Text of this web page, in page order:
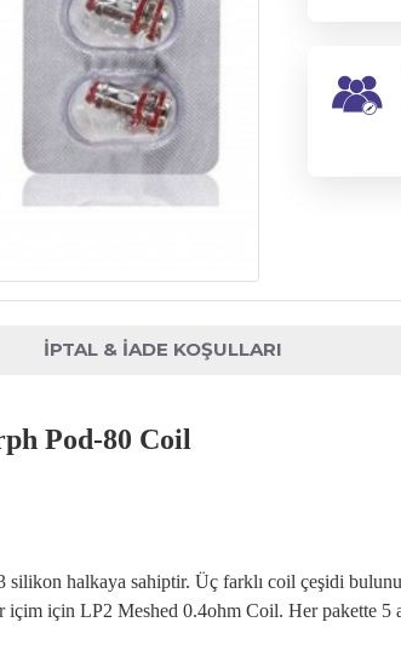
İPTAL & İADE KOŞULLARI
Pod-80 Coil
halkaya sahiptir. Üç farklı coil çeşidi
için LP2 Meshed 0.4ohm Coil. Her pakette 5